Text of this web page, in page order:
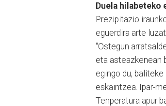
Duela hilabeteko
Prezipitazio
eguerdira arte
"Ostegun
eta asteazkenean
egingo du,
eskaintzea. Ipar-
Tenperatura apur